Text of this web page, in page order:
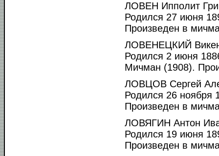
ЛОВЕН Ипполит
Родился 27 июня
Произведен в
ЛОВЕНЕЦКИЙ
Родился 2 июня
Мичман (1908).
ЛОВЦОВ Сергей
Родился 26 ноября
Произведен в
ЛОВЯГИН Антон
Родился 19 июня
Произведен в